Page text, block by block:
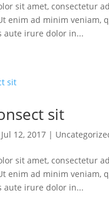
sit amet, consectetur
enim ad minim veniam,
aute irure dolor in...
sit
Jul 12, 2017 |
sit amet, consectetur
enim ad minim veniam,
aute irure dolor in...